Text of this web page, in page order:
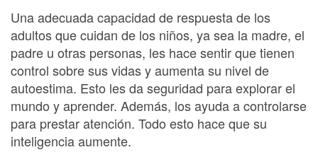
Una adecuada capacidad de respuesta de los
adultos que cuidan de los niños, ya sea la madre, el
padre u otras personas, les hace sentir que tienen
control sobre sus vidas y aumenta su nivel de
autoestima. Esto les da seguridad para explorar el
mundo y aprender. Además, los ayuda a controlarse
para prestar atención. Todo esto hace que su
inteligencia aumente.